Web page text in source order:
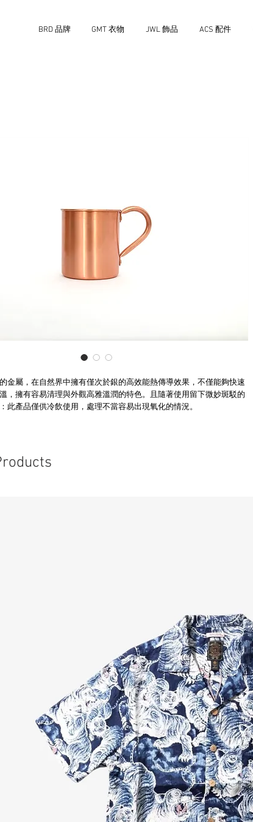
BRD 品牌 GMT 衣物 JWL 飾品 ACS 配件
金屬，在自然界中擁有僅次於銀的高效能熱傳導效果，不僅能夠快速
，擁有容易清理與外觀高雅溫潤的特色。且隨著使用留下微妙斑駁的
此產品僅供冷飲使用，處理不當容易出現氧化的情況。